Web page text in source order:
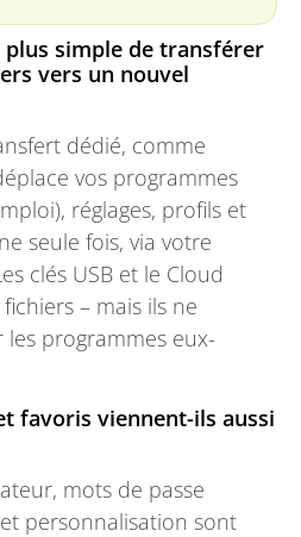
plus simple de transférer
vers un nouvel
dédié, comme
vos programmes
réglages, profils et
seule fois, via votre
clés USB et le Cloud
– mais ils ne
programmes eux-
favoris viennent-ils aussi
mots de passe
personnalisation sont